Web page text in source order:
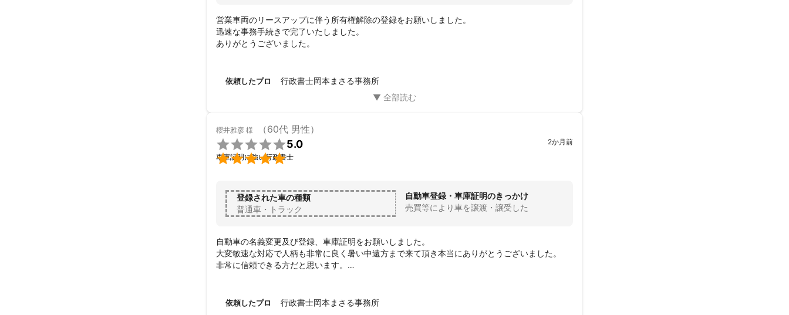
営業車両のリースアップに伴う所有権解除の登録をお願いしました。
迅速な事務手続きで完了いたしました。
ありがとうございました。
依頼したプロ 行政書士岡本まさる事務所
櫻井雅彦 様 （60代 男性）


5.0
車庫証明に強い行政書士
2か月前
登録された車の種類
普通車・トラック
自動車登録・車庫証明のきっかけ
売買等により車を譲渡・譲受した
自動車の名義変更及び登録、車庫証明をお願いしました。
大変敏速な対応で人柄も非常に良く暑い中遠方まで来て頂き本当にありがとうございました。
非常に信頼できる方だと思います。
感謝！！
依頼したプロ 行政書士岡本まさる事務所